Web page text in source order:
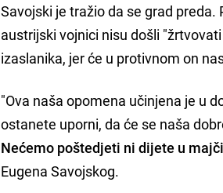
Savojski je tražio da se grad
austrijski vojnici nisu došli
izaslanika, jer će u protivnom on
"Ova naša opomena učinjena je u
ostanete uporni, da će se naša
Nećemo poštedjeti ni dijete u
Eugena Savojskog.